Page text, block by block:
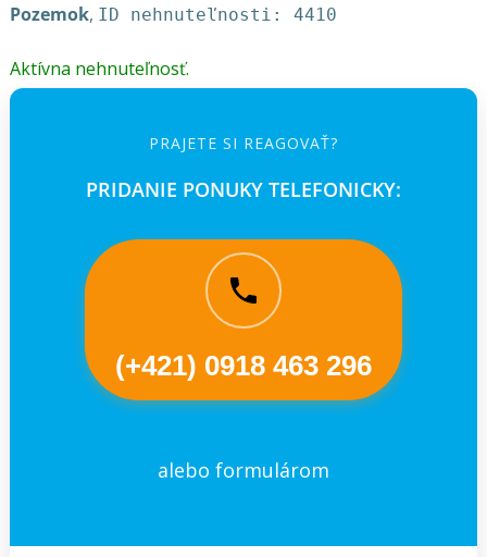
Pozemok, ID nehnuteľnosti: 4410
Aktívna nehnuteľnosť.
PRAJETE SI REAGOVAŤ?
PRIDANIE PONUKY TELEFONICKY:
(+421) 0918 463 296
alebo formulárom